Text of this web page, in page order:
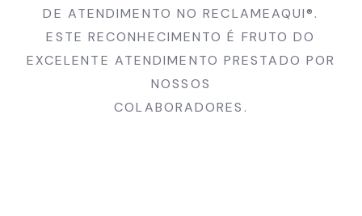
DE ATENDIMENTO NO RECLAMEAQUI®.
ESTE RECONHECIMENTO É FRUTO DO
EXCELENTE ATENDIMENTO PRESTADO POR
NOSSOS
COLABORADORES.